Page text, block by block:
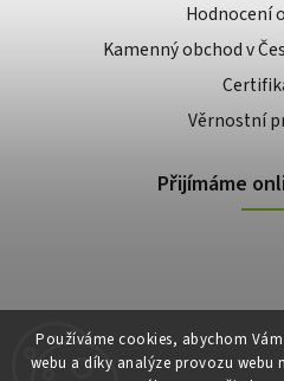
Používáme cookies, abychom
webu a díky analýze provozu webu
Hodnocení
Kamenný obchod v
Věrnostní
Přijímáme